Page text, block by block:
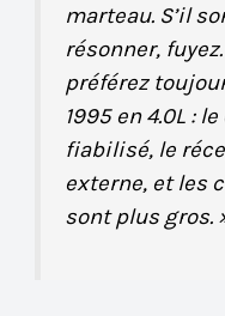
marteau. S’il
résonner,
préférez
1995 en 4.0L :
fiabilisé, le
externe, et les
sont plus gros.